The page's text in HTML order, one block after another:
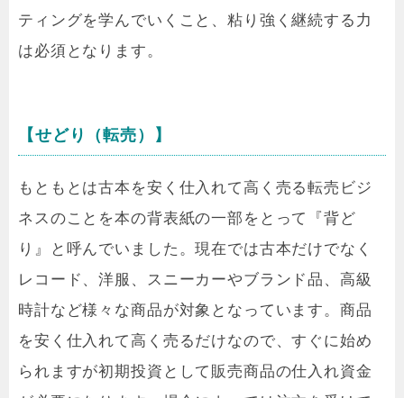
ティングを学んでいくこと、粘り強く継続する力
は必須となります。
【せどり（転売）】
もともとは古本を安く仕入れて高く売る転売ビジ
ネスのことを本の背表紙の一部をとって『背ど
り』と呼んでいました。現在では古本だけでなく
レコード、洋服、スニーカーやブランド品、高級
時計など様々な商品が対象となっています。商品
を安く仕入れて高く売るだけなので、すぐに始め
られますが初期投資として販売商品の仕入れ資金